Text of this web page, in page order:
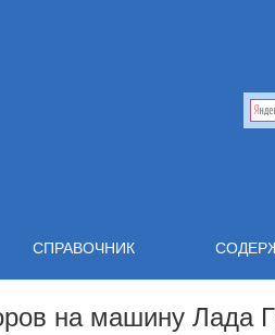
СПРАВОЧНИК
| НОВОСТИ
на машину Лада